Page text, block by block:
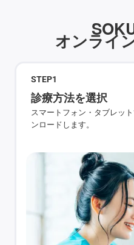
オンライ
STEP1
診療方法を選択
スマートフォン・タブレッ
ンロードします。